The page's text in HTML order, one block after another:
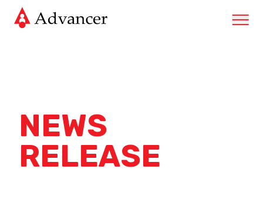
NEWS
RELEASE